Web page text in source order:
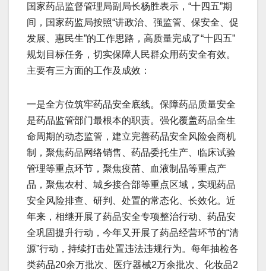
国家药品监督管理局副局长杨胜表示，“十四五”期
间，国家药监局按照“讲政治、强监管、保安全、促
发展、惠民生”的工作思路，高质量完成了“十四五”
规划目标任务，切实保障人民群众用药安全有效。
主要有三方面的工作及成效：
一是全方位筑牢药品安全底线。保障药品质量安全
是药品监管部门最根本的职责。强化覆盖药品全生
命周期的动态监管，建立完善药品安全风险会商机
制，聚焦药品网络销售、药品委托生产、临床试验
管理等重点环节，聚焦疫苗、血液制品等重点产
品，聚焦农村、城乡接合部等重点区域，实现药品
安全风险排查、研判、处置的常态化、长效化。近
年来，相继开展了药品安全专项整治行动、药品安
全巩固提升行动，今年又开展了药品经营环节的“清
源”行动，持续打击处置违法违规行为。每年抽检各
类药品20余万批次、医疗器械2万余批次、化妆品2